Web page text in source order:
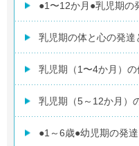
●1〜12か月●乳児期の
乳児期の体と心の発達
乳児期（1〜4か月）
乳児期（5～12か月）
●1～6歳●幼児期の発